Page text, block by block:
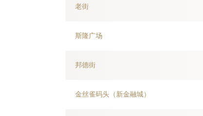
老街
斯隆广场
邦德街
金丝雀码头（新金融城）